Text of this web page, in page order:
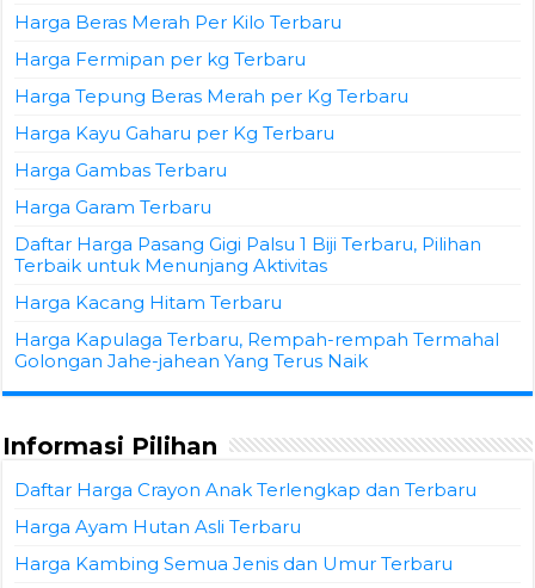
Harga Beras Merah Per Kilo Terbaru
Harga Fermipan per kg Terbaru
Harga Tepung Beras Merah per Kg Terbaru
Harga Kayu Gaharu per Kg Terbaru
Harga Gambas Terbaru
Harga Garam Terbaru
Daftar Harga Pasang Gigi Palsu 1 Biji Terbaru, Pilihan
Terbaik untuk Menunjang Aktivitas
Harga Kacang Hitam Terbaru
Harga Kapulaga Terbaru, Rempah-rempah Termahal
Golongan Jahe-jahean Yang Terus Naik
Informasi Pilihan
Daftar Harga Crayon Anak Terlengkap dan Terbaru
Harga Ayam Hutan Asli Terbaru
Harga Kambing Semua Jenis dan Umur Terbaru